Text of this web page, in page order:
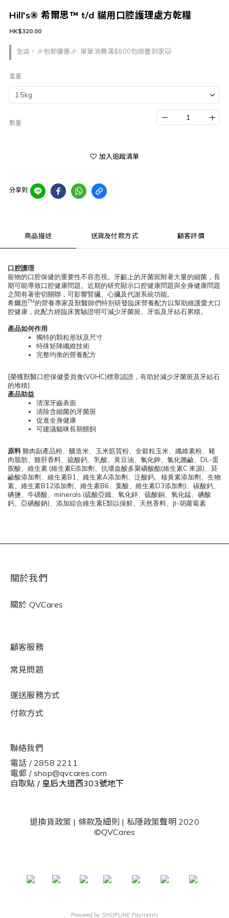
Hill's® 希爾思™ t/d 貓用口腔護理處方乾糧
全店，🎉包郵優惠🎉: 單筆消費滿$800包順豐到家🙀
HK$320.00
重量
數量
加入追蹤清單
分享到
商品描述 送貨及付款方式 顧客評價
口腔護理
寵物的口腔保健的重要性不容忽視。牙齦上的牙菌斑附著大量的細菌，長
期可能導致口腔健康問題。近期的研究顯示口腔健康問題與全身健康問題
之間有著密切關聯，可影響腎臟、心臟及代謝系統功能。
希爾思TM的營養專家及獸醫師們特別研發臨床營養配方以幫助維護愛犬口
腔健康，此配方經臨床實驗證明可減少牙菌斑、牙垢及牙結石累積。
產品如何作用
獨特的顆粒形狀及尺寸
特殊矩陣纖維技術
完整均衡的營養配方
[榮獲獸醫口腔保健委員會(VOHC)標章認證，有助於減少牙菌斑及牙結石
的堆積]
產品助益
清潔牙齒表面
清除含細菌的牙菌斑
促進全身健康
可建議貓咪長期餵飼
原料 雞肉副產品粉、釀造米、玉米筋質粉、全穀粒玉米、纖維素粉、豬
肉脂肪、雞肝香料、硫酸鈣、乳酸、黃豆油、氯化鉀、氯化膽鹼、 DL-蛋
胺酸、維生素 (維生素E添加劑、抗壞血酸多聚磷酸酯(維生素C 來源)、菸
鹼酸添加劑、維生素B1 、維生素A添加劑、泛酸鈣、核黃素添加劑、生物
素、維生素B12添加劑、維生素B6、葉酸、維生素D3添加劑)、碳酸鈣、
碘鹽、牛磺酸、 minerals (硫酸亞鐵、氧化鋅、硫酸銅、氧化錳、碘酸
鈣、亞硒酸鈉)、添加綜合維生素E類以保鮮、天然香料、 β-胡蘿蔔素
關於我們
關於 QVCares
顧客服務
常見問題
運送服務方式
付款方式
聯絡我們
電話 / 2858 2211
電郵 / shop@qvcares.com
自取點 / 皇后大道西303號地下
退換貨政策 | 條款及細則 | 私隱政策聲明 2020
©QVCares
Powered by SHOPLINE Payments